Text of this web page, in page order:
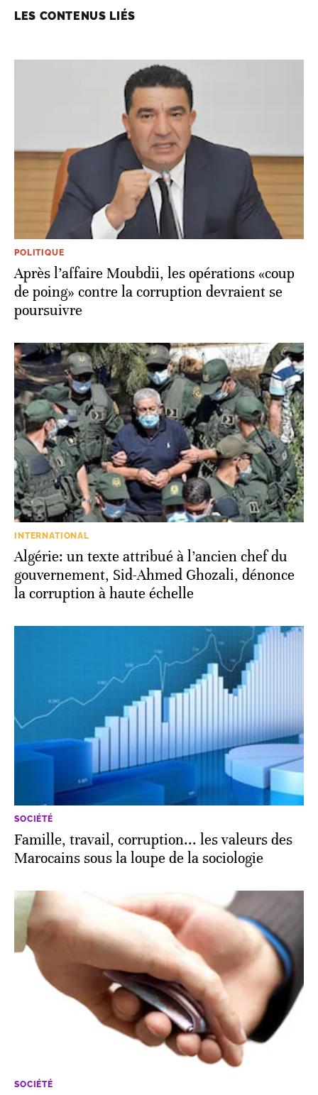
LES CONTENUS LIÉS
POLITIQUE
Après l’affaire Moubdii, les opérations «coup
de poing» contre la corruption devraient se
poursuivre
INTERNATIONAL
Algérie: un texte attribué à l’ancien chef du
gouvernement, Sid-Ahmed Ghozali, dénonce
la corruption à haute échelle
SOCIÉTÉ
Famille, travail, corruption... les valeurs des
Marocains sous la loupe de la sociologie
SOCIÉTÉ